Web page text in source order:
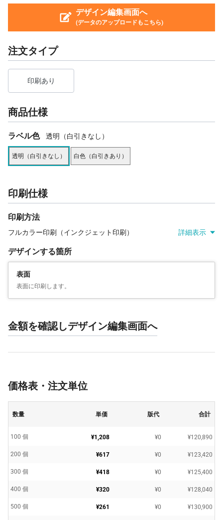
デザイン編集画面へ
(データのアップロードもこちら)
注文タイプ
印刷あり
商品仕様
ラベル色 透明（白引きなし）
透明（白引きなし） 白色（白引きあり）
印刷仕様
印刷方法
フルカラー印刷（インクジェット印刷） 詳細表示
デザインする箇所
表面
表面に印刷します。
金額を確認しデザイン編集画面へ
価格表・注文単位
数量 単価 版代 合計
100 個 ¥1,208 ¥0 ¥120,890
200 個 ¥617 ¥0 ¥123,420
300 個 ¥418 ¥0 ¥125,400
400 個 ¥320 ¥0 ¥128,040
500 個 ¥261 ¥0 ¥130,900